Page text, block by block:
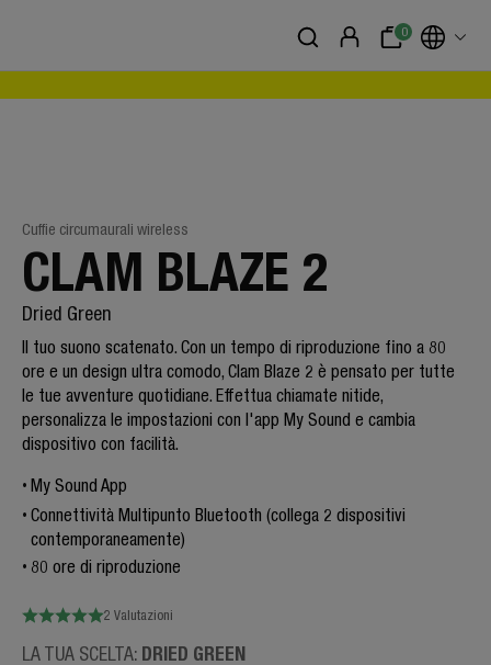
0
Cuffie circumaurali wireless
CLAM BLAZE 2
Dried Green
Il tuo suono scatenato. Con un tempo di riproduzione fino a 80
ore e un design ultra comodo, Clam Blaze 2 è pensato per tutte
le tue avventure quotidiane. Effettua chiamate nitide,
personalizza le impostazioni con l'app My Sound e cambia
dispositivo con facilità.
My Sound App
Connettività Multipunto Bluetooth (collega 2 dispositivi
contemporaneamente)
80 ore di riproduzione
2 Valutazioni
LA TUA SCELTA: DRIED GREEN